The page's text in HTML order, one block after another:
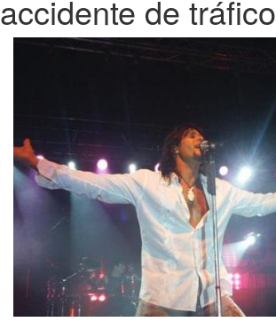
accidente de tráfico